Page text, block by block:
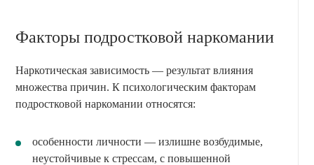
Факторы подростковой наркомании
Наркотическая зависимость — результат влияния
множества причин. К психологическим факторам
подростковой наркомании относятся:
особенности личности — излишне возбудимые,
неустойчивые к стрессам, с повышенной